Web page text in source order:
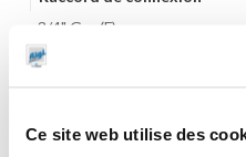
Ce site web utilise des
3/4" Gaz (F)
Raccord entrée d'air
Taille max des particules